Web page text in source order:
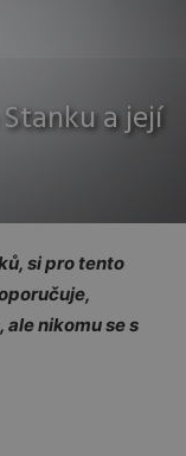
a její
si pro tento
nikomu se s